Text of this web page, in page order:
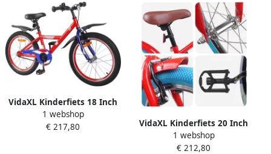
VidaXL Kinderfiets 18 Inch
voor 5-7 jaar oud Rood
1 webshop
€ 217,80
VidaXL Kinderfiets 20 Inch
voor 6-11 jaar oud Rood
1 webshop
€ 212,80